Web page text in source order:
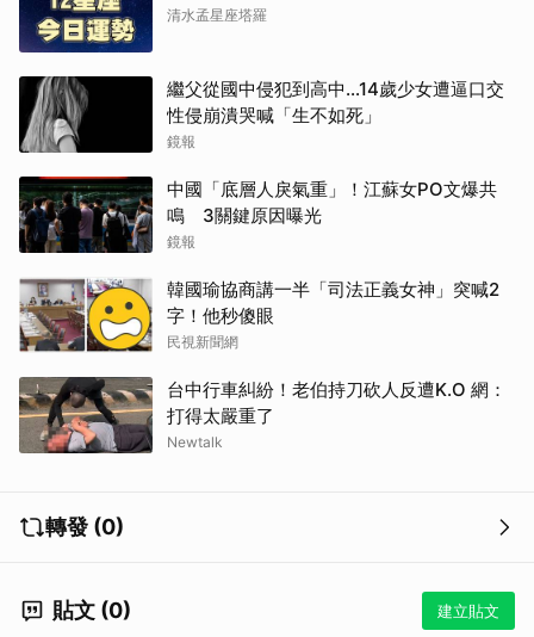
清水孟星座塔羅
繼父從國中侵犯到高中…14歲少女遭逼口交
性侵崩潰哭喊「生不如死」
鏡報
中國「底層人戾氣重」！江蘇女PO文爆共
鳴 3關鍵原因曝光
鏡報
韓國瑜協商講一半「司法正義女神」突喊2
字！他秒傻眼
民視新聞網
台中行車糾紛！老伯持刀砍人反遭K.O 網：
打得太嚴重了
Newtalk
轉發 (0)
貼文 (0) 建立貼文
取消